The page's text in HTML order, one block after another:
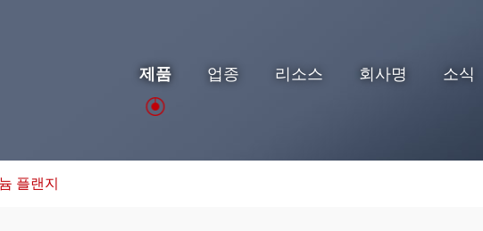
제품 업종 리소스 회사명 소식
플랜지